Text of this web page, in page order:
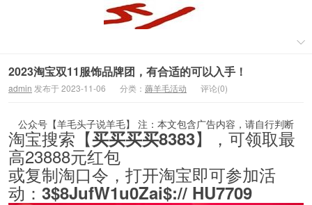
2023淘宝双11服饰品牌团，有合适的可以入手！
admin 发布于 2023-11-06 分类： 薅羊毛活动 评论(0)
公众号【羊毛头子说羊毛】 注：本文包含广告内容，请自行判断
淘宝搜索【买买买买8383】，可领取最
高23888元红包
或复制淘口令，打开淘宝即可参加活
动： 3$8JufW1u0Zai$:// HU7709